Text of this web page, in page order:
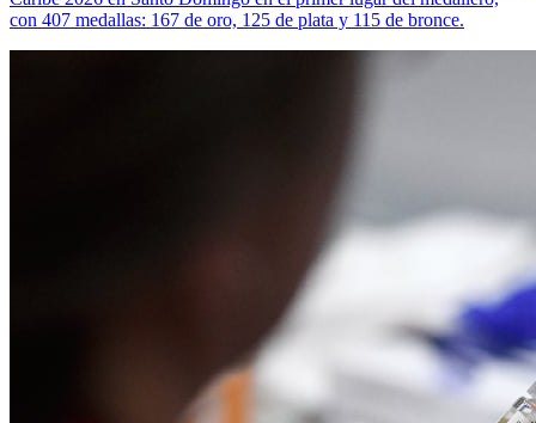
con 407 medallas: 167 de oro, 125 de plata y 115 de bronce.